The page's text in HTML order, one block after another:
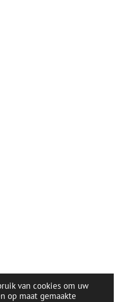
van cookies om uw
op maat gemaakte